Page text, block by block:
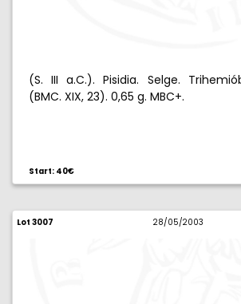
(S. III a.C.). Pisidia. Selge.
(BMC. XIX, 23). 0,65 g. MBC+.
Start: 40€
Lot 3007 28/05/2003